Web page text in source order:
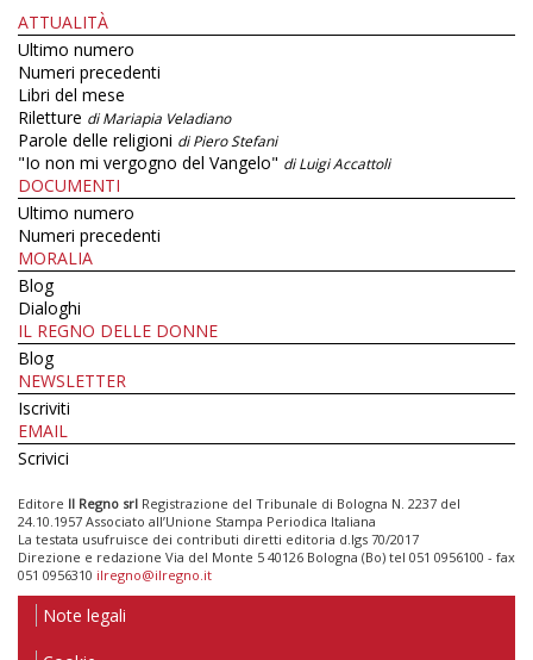
ATTUALITÀ
Ultimo numero
Numeri precedenti
Libri del mese
Riletture di Mariapia Veladiano
Parole delle religioni di Piero Stefani
"Io non mi vergogno del Vangelo" di Luigi Accattoli
DOCUMENTI
Ultimo numero
Numeri precedenti
MORALIA
Blog
Dialoghi
IL REGNO DELLE DONNE
Blog
NEWSLETTER
Iscriviti
EMAIL
Scrivici
Editore Il Regno srl Registrazione del Tribunale di Bologna N. 2237 del
24.10.1957 Associato all’Unione Stampa Periodica Italiana
La testata usufruisce dei contributi diretti editoria d.lgs 70/2017
Direzione e redazione Via del Monte 5 40126 Bologna (Bo) tel 051 0956100 - fax
051 0956310 ilregno@ilregno.it
Note legali